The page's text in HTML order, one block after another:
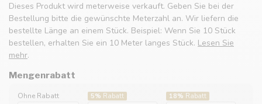
Dieses Produkt wird meterweise verkauft. Geben Sie bei der
Bestellung bitte die gewünschte Meterzahl an. Wir liefern die
bestellte Länge an einem Stück. Beispiel: Wenn Sie 10 Stück
bestellen, erhalten Sie ein 10 Meter langes Stück. Lesen Sie
mehr.
Mengenrabatt
Ohne Rabatt 5% Rabatt 18% Rabatt